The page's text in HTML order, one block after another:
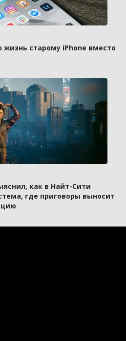
жизнь старому iPhone вместо
как в Найт-Сити
где приговоры выносит